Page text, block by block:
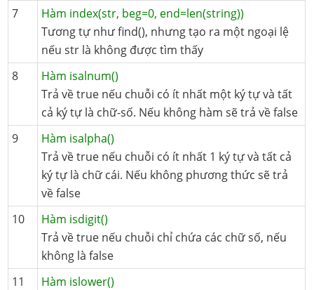
7
Hàm index(str, beg=0, end=len(string))
Tương tự như find(), nhưng tạo ra một ngoại lệ
nếu str là không được tìm thấy
8
Hàm isalnum()
Trả về true nếu chuỗi có ít nhất một ký tự và tất
cả ký tự là chữ-số. Nếu không hàm sẽ trả về false
9
Hàm isalpha()
Trả về true nếu chuỗi có ít nhất 1 ký tự và tất cả
ký tự là chữ cái. Nếu không phương thức sẽ trả
về false
10
Hàm isdigit()
Trả về true nếu chuỗi chỉ chứa các chữ số, nếu
không là false
11
Hàm islower()